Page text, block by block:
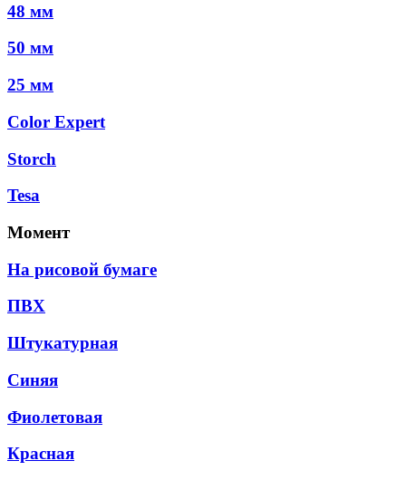
48 мм
50 мм
25 мм
Color Expert
Storch
Tesa
Момент
На рисовой бумаге
ПВХ
Штукатурная
Синяя
Фиолетовая
Красная